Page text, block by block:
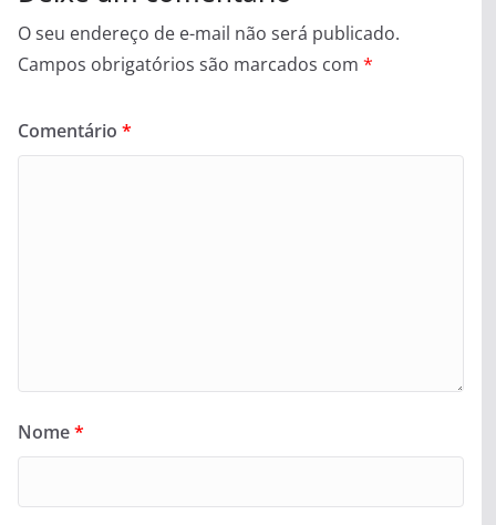
O seu endereço de e-mail não será publicado.
Campos obrigatórios são marcados com *
Comentário *
Nome*